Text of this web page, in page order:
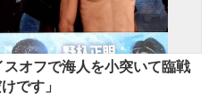
スオフで海人を小突いて臨戦
です」